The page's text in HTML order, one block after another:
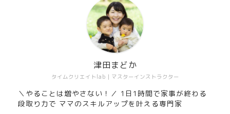
タイムクリエイトlab｜マスターインストラクター
津田まどか
＼やることは増やさない！／ 1日1時間で家事が終わる
段取り力で ママのスキルアップを叶える専門家